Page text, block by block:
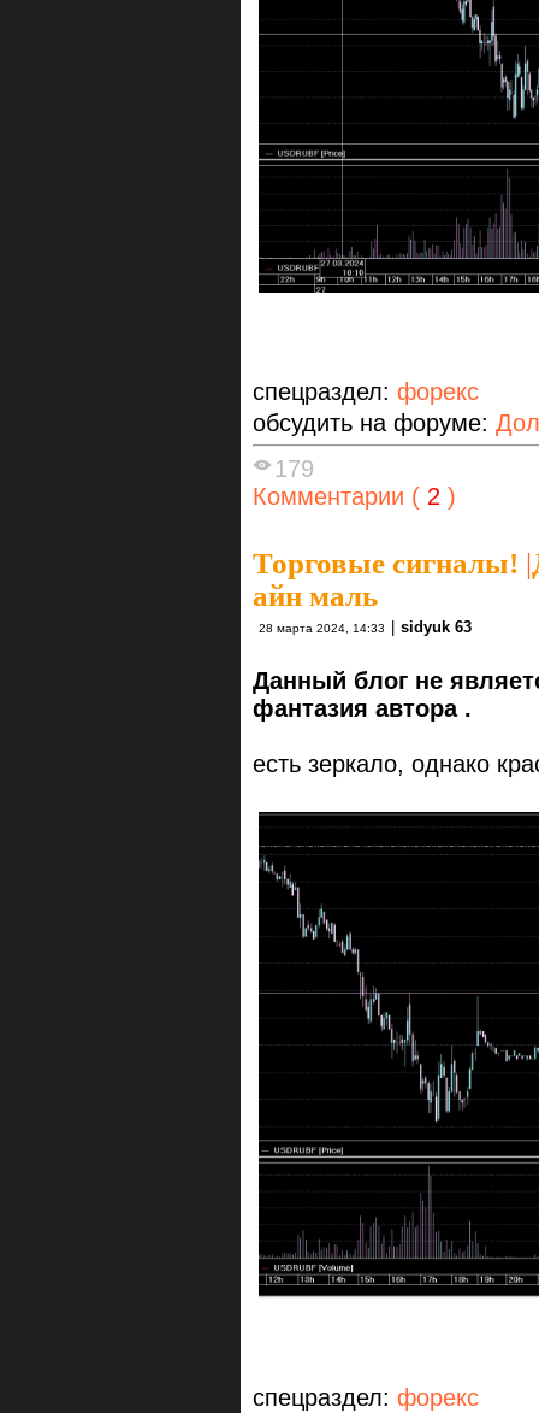
спецраздел: форекс
обсудить на форуме:
179
Комментарии ( 2 )
Торговые сигналы! |
айн маль
28 марта 2024, 14:33 sidyuk 63
Данный блог не
фантазия автора .
есть зеркало, однако
спецраздел: форекс